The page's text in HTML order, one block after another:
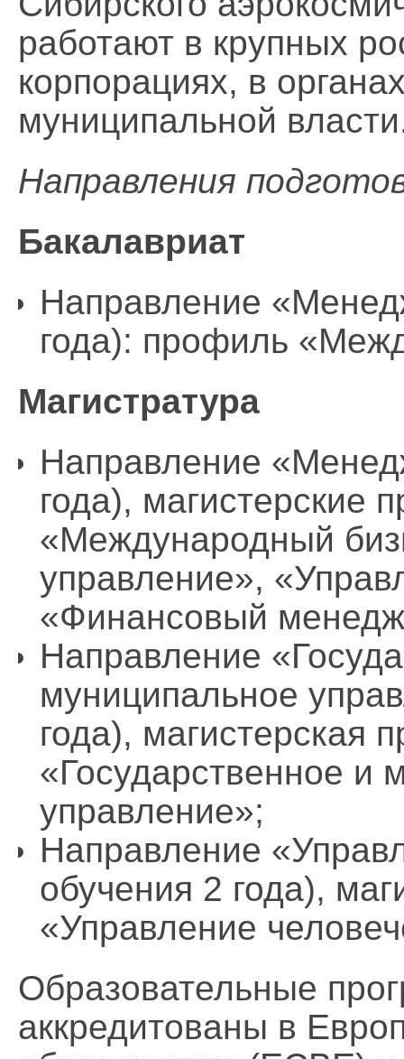
работают в крупных
корпорациях, в
муниципальной
Направления
Бакалавриат
Направление
года): профиль
Магистратура
Направление
года), магистерские
«Международный
управление»,
«Финансовый
Направление
муниципальное
года), магистерская
«Государственное и
управление»;
Направление
обучения 2 года),
«Управление
Образовательные
аккредитованы в